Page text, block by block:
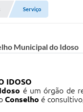
Serviço
Municipal do Idoso
IDOSO
é um órgão de
Conselho é